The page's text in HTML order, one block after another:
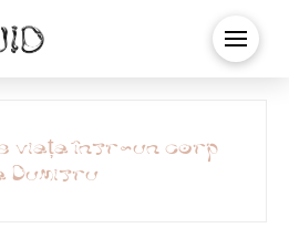
viața într-un corp
Dumitru